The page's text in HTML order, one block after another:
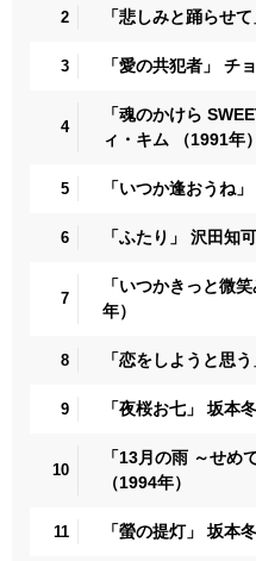
2 「悲しみと踊らせ
3 「愛の共犯者」 チ
4
「魂のかけら
ィ・キム （1991年）
5 「いつか逢おうね
6 「ふたり」 沢田知
7
「いつかきっと微
年）
8 「恋をしようと思
9 「夜桜お七」 坂本
10
「13月の雨 ～せめ
（1994年）
11 「螢の提灯」 坂本